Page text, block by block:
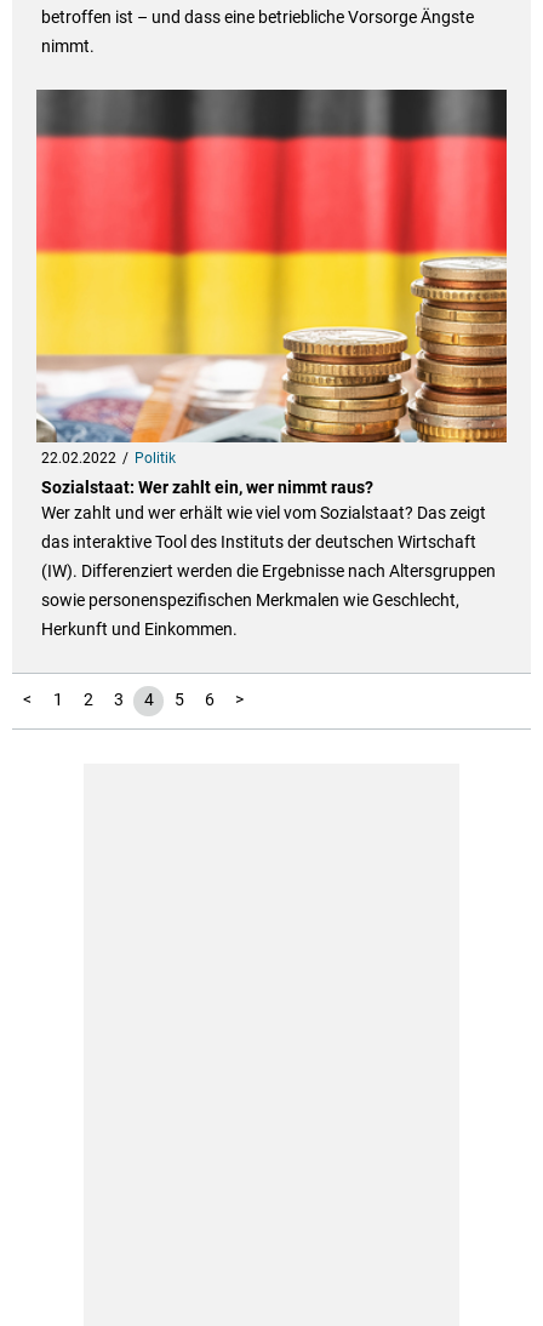
betroffen ist – und dass eine betriebliche Vorsorge Ängste
nimmt.
22.02.2022 Politik
Sozialstaat: Wer zahlt ein, wer nimmt raus?
Wer zahlt und wer erhält wie viel vom Sozialstaat? Das zeigt
das interaktive Tool des Instituts der deutschen Wirtschaft
(IW). Differenziert werden die Ergebnisse nach Altersgruppen
sowie personenspezifischen Merkmalen wie Geschlecht,
Herkunft und Einkommen.
< 1 2 3 4 5 6 >